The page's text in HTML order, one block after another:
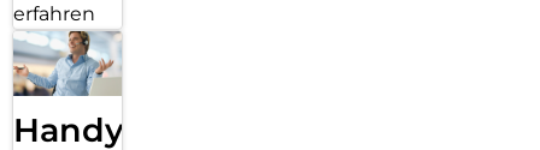
erfahren
Handy